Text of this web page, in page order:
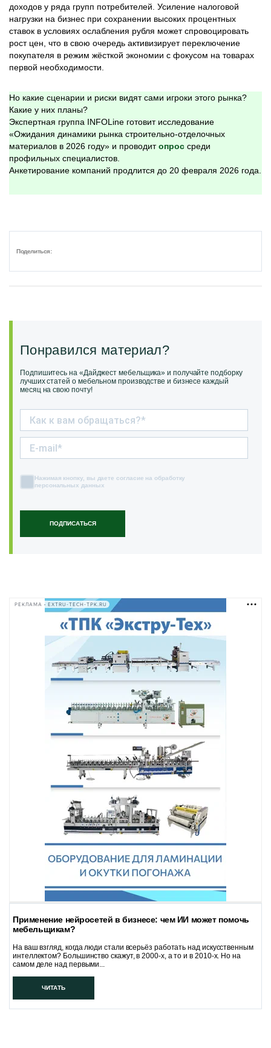
доходов у ряда групп потребителей. Усиление налоговой
нагрузки на бизнес при сохранении высоких процентных
ставок в условиях ослабления рубля может спровоцировать
рост цен, что в свою очередь активизирует переключение
покупателя в режим жёсткой экономии с фокусом на товарах
первой необходимости.
Но какие сценарии и риски видят сами игроки этого рынка?
Какие у них планы?
Экспертная группа INFOLine готовит исследование
«Ожидания динамики рынка строительно-отделочных
материалов в 2026 году» и проводитопрос среди
профильных специалистов.
Анкетирование компаний продлится до 20 февраля 2026 года.
Поделиться:
Понравился материал?
Подпишитесь на «Дайджест мебельщика» и получайте подборку
лучших статей о мебельном производстве и бизнесе каждый
месяц на свою почту!
ПОДПИСАТЬСЯ
Нажимая кнопку, вы даете согласие на обработку
персональных данных
РЕКЛАМА • EXTRU-TECH-TPK.RU
Применение нейросетей в бизнесе: чем ИИ может помочь
мебельщикам?
На ваш взгляд, когда люди стали всерьёз работать над искусственным
интеллектом? Большинство скажут, в 2000-х, а то и в 2010-х. Но на
самом деле над первыми...
ЧИТАТЬ